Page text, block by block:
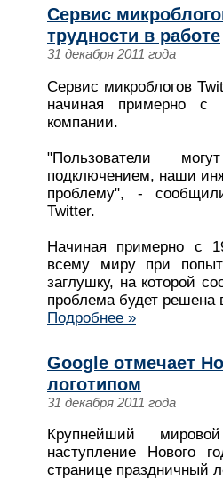
Сервис
трудности в работе
31 декабря 2011 года
Сервис микроблогов
начиная примерно с
компании.
"Пользователи
подключением, наши
проблему", -
Twitter.
Начиная примерно с
всему миру при
заглушку, на которой
проблема будет решена
Подробнее »
Google отмечает
логотипом
31 декабря 2011 года
Крупнейший
наступление Нового
странице праздничный